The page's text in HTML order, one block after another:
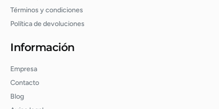
Términos y condiciones
Política de devoluciones
Información
Empresa
Contacto
Blog